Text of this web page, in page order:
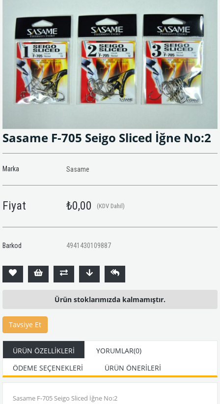
Sasame F-705 Seigo Sliced İğne No:2
Marka Sasame
Fiyat ₺0,00 (KDV Dahil)
Barkod 4941430109887
Ürün stoklarımızda kalmamıştır.
Tavsiye Et
ÜRÜN ÖZELLIKLERI YORUMLAR(0)
ÖDEME SEÇENEKLERI
ÜRÜN ÖNERILERI
Sasame F-705 Seigo Sliced İğne No:2